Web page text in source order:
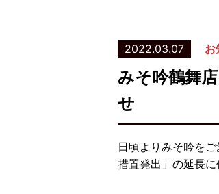
2022.03.07 お
みそ吟鶴舞
せ
日頃よりみそ吟を
措置発出」の延長